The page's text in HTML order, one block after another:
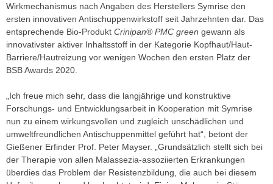
Wirkmechanismus nach Angaben des Herstellers Symrise den
ersten innovativen Antischuppenwirkstoff seit Jahrzehnten dar. Das
entsprechende Bio-Produkt Crinipan® PMC green gewann als
innovativster aktiver Inhaltsstoff in der Kategorie Kopfhaut/Haut-
Barriere/Hautreizung vor wenigen Wochen den ersten Platz der
BSB Awards 2020.
„Ich freue mich sehr, dass die langjährige und konstruktive
Forschungs- und Entwicklungsarbeit in Kooperation mit Symrise
nun zu einem wirkungsvollen und zugleich unschädlichen und
umweltfreundlichen Antischuppenmittel geführt hat“, betont der
Gießener Erfinder Prof. Peter Mayser. „Grundsätzlich stellt sich bei
der Therapie von allen Malassezia-assoziierten Erkrankungen
überdies das Problem der Resistenzbildung, die auch bei diesem